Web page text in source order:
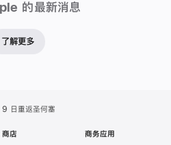
的最新消息
了解更多
日重返圣何塞
店 商务应用